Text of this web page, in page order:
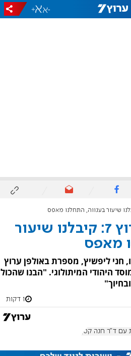
-
+
חני ליפשיץ לערוץ 7: קיבלנו שיעור
מאפס
ליפשיץ, מספרת באולפן ערוץ
היהודי המיתולוגי. "הבנו שהכול
1 דקות
עם ד"ר חנה קטן